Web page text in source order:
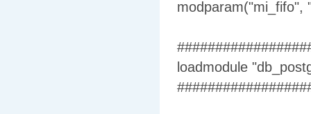
modparam("mi_fifo",
loadmodule